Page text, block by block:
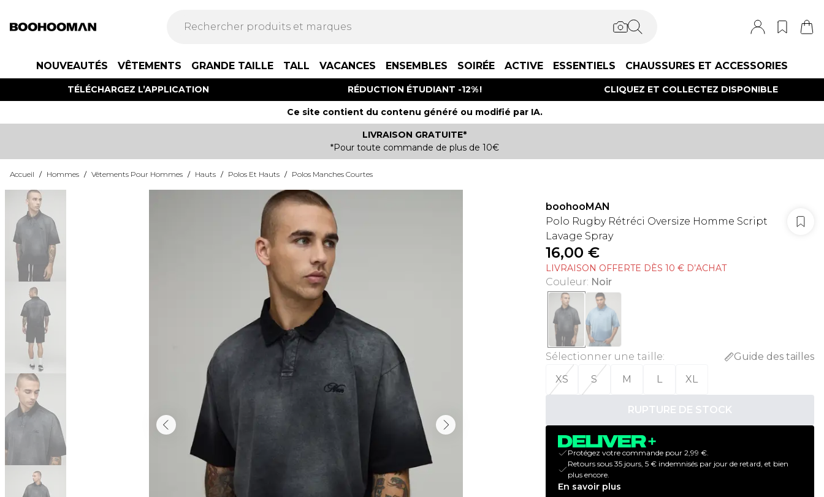
NOUVEAUTÉS VÊTEMENTS GRANDE TAILLE TALL VACANCES ENSEMBLES SOIRÉE ACTIVE ESSENTIELS CHAUSSURES ET ACCESSORIES
TÉLÉCHARGEZ L’APPLICATION RÉDUCTION ÉTUDIANT -12% ! CLIQUEZ ET COLLECTEZ DISPONIBLE
Ce site contient du contenu généré ou modifié par IA.
LIVRAISON GRATUITE*
*Pour toute commande de plus de 10€
Accueil / Hommes / Vêtements Pour Hommes / Hauts / Polos Et Hauts / Polos Manches Courtes
boohooMAN
Polo Rugby Rétréci Oversize Homme Script
Lavage Spray
16,00 €
LIVRAISON OFFERTE DÈS 10 € D’ACHAT
Couleur: Noir
Sélectionner une taille:
Guide des tailles
XS
S M L XL
RUPTURE DE STOCK
Protégez votre commande pour 2,99 €.
Retours sous 35 jours, 5 € indemnisés par jour de retard, et bien
plus encore.
En savoir plus